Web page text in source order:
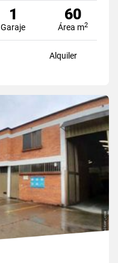
1
Garaje
60
Área m2
Alquiler